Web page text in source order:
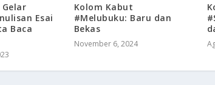
Gelar
Esai
Baca
Kolom Kabut
#Melubuku: Baru dan
Bekas
November 6, 2024